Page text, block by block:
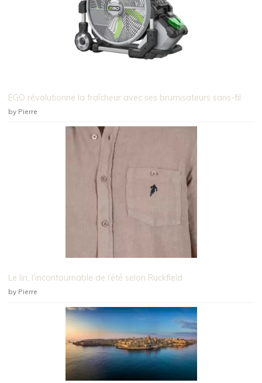
EGO révolutionne la fraîcheur avec ses brumisateurs sans-fil
by Pierre
Le lin, l’incontournable de l’été selon Ruckfield
by Pierre